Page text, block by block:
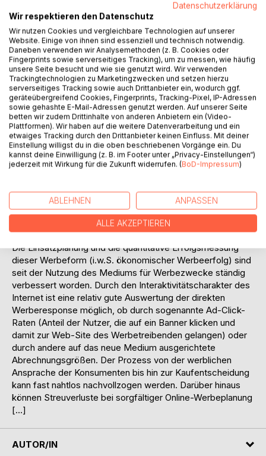
mit anderen Multimedia-Technologien, eine neue und
bedeutende Herausforderung für die Marketingplanung dar.
Online-Werbung kann zu Wettbewerbsvorteilen gegenüber
konkurrierenden Unternehmen beitragen und daher die
langfristige strategische Positionierung vieler Produkte und
Dienstleistungen sichern.
So werden Online-Aktivitäten immer öfter zu einem festen
Bestandteil im Kommunikations-Mix der Unternehmen. Die
alleinige Präsenz im Internet in Form einer Website ist
jedoch angesichts der enormen Fülle von
Internetangeboten und der komplexen Struktur des WWW
(WorldWideWeb) nicht ausreichend. Mit Hilfe geeigneter
Werbeaktivitäten kann eine bessere Erreichbarkeit und
heutigen Zeitpunkt die Schaltung von Werbebannern
durchgesetzt. Voraussetzung für deren effektiven Einsatz
ist jedoch die Planbarkeit sowie die quantitative
Erfolgsmessung und qualitative Werbewirkungsmessung.
Die Einsatzplanung und die quantitative Erfolgsmessung
dieser Werbeform (i.w.S. ökonomischer Werbeerfolg) sind
seit der Nutzung des Mediums für Werbezwecke ständig
verbessert worden. Durch den Interaktivitätscharakter des
Internet ist eine relativ gute Auswertung der direkten
Werberesponse möglich, ob durch sogenannte Ad-Click-
Raten (Anteil der Nutzer, die auf ein Banner klicken und
damit zur Web-Site des Werbetreibenden gelangen) oder
durch andere auf das neue Medium ausgerichtete
Abrechnungsgrößen. Der Prozess von der werblichen
Ansprache der Konsumenten bis hin zur Kaufentscheidung
kann fast nahtlos nachvollzogen werden. Darüber hinaus
können Streuverluste bei sorgfältiger Online-Werbeplanung
[…]
AUTOR/IN
Datenschutzerklärung
Wir respektieren den Datenschutz
Wir nutzen Cookies und vergleichbare Technologien auf unserer
Website. Einige von ihnen sind essenziell und technisch notwendig.
Daneben verwenden wir Analysemethoden (z. B. Cookies oder
Fingerprints sowie serverseitiges Tracking), um zu messen, wie häufig
unsere Seite besucht und wie sie genutzt wird. Wir verwenden
Trackingtechnologien zu Marketingzwecken und setzen hierzu
serverseitiges Tracking sowie auch Drittanbieter ein, wodurch ggf.
geräteübergreifend Cookies, Fingerprints, Tracking-Pixel, IP-Adressen
sowie gehashte E-Mail-Adressen genutzt werden. Auf unserer Seite
betten wir zudem Drittinhalte von anderen Anbietern ein (Video-
Plattformen). Wir haben auf die weitere Datenverarbeitung und ein
etwaiges Tracking durch den Drittanbieter keinen Einfluss. Mit deiner
Einstellung willigst du in die oben beschriebenen Vorgänge ein. Du
kannst deine Einwilligung (z. B. im Footer unter „Privacy-Einstellungen“)
jederzeit mit Wirkung für die Zukunft widerrufen. (BoD-Impressum)
ABLEHNEN ANPASSEN
ALLE AKZEPTIEREN